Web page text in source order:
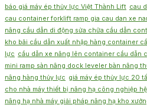
báo giá máy ép thủy lực Việt Thành Lift cau
cau container forklift ramp gia cau dan xe
nâng cầu dẫn di động sửa chữa cầu dẫn
kho bãi cầu dẫn xuất nhập hàng container
lực cầu dẫn xe nâng lên container cầu dẫn
mini ramp sàn nâng dock leveler bàn nâng
nâng hàng thủy lực giá máy ép thủy lực 20
cho nhà máy thiết bị nâng hạ công nghiệp
nâng hạ nhà máy giải pháp nâng hạ kho